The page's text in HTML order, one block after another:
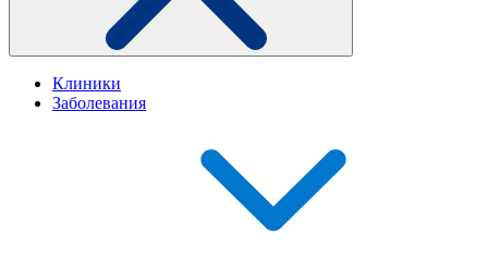
Клиники
Заболевания